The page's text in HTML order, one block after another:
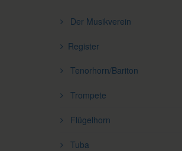
Der Musikverein
Register
Tenorhorn/Bariton
Trompete
Flügelhorn
Tuba